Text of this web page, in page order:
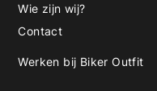
Wie zijn wij?
Contact
Werken bij Biker Outfit